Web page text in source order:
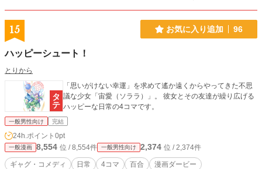
15 お気に入り追加 96
ハッピーシュート！
とりから
「思いがけない幸運」を求めて遙か遠くからやってきた不思
議な少女「宙愛（ソララ）」。 彼女とその友達が繰り広げる
ハッピーな日常の4コマです。
一般男性向け 完結
24h.ポイント 0pt
一般漫画 8,554 位 / 8,554件 一般男性向け 2,374 位 / 2,374件
ギャグ・コメディ 日常 4コマ 百合 漫画ダービー